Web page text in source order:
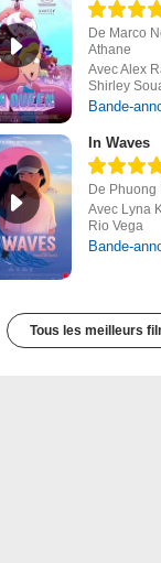
De Marco
Athane
Avec Alex
Shirley
Bande-
In Waves
De Phuong
Avec Lyna
Rio Vega
Bande-
Tous les meilleurs